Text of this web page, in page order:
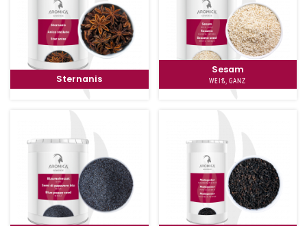
Sternanis
Sesam
WEIß, GANZ